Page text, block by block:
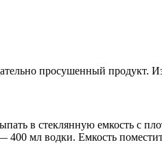
просушенный продукт.
в стеклянную емкость с
мл водки. Емкость